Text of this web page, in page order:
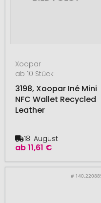
Xoopar
ab 10 Stück
3198, Xoopar Iné Mini
NFC Wallet Recycled
Leather
ab11,61 €
18. August
#